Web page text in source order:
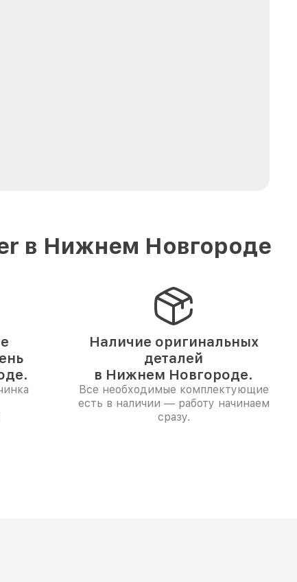
в Нижнем Новгороде
Наличие оригинальных
деталей
в Нижнем Новгороде.
Все необходимые комплектующие
есть в наличии — работу начинаем
сразу.